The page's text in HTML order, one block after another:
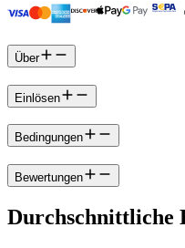
Über
Einlösen
Bedingungen
Bewertungen
Durchschnittliche